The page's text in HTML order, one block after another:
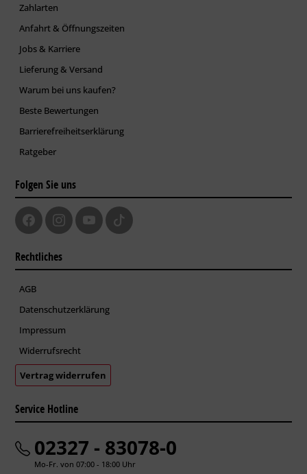
Zahlarten
Anfahrt & Öffnungszeiten
Jobs & Karriere
Lieferung & Versand
Warum bei uns kaufen?
Beste Bewertungen
Barrierefreiheitserklärung
Ratgeber
Folgen Sie uns
Rechtliches
AGB
Datenschutzerklärung
Impressum
Widerrufsrecht
Vertrag widerrufen
Service Hotline
02327 - 83078-0
Mo-Fr. von 07:00 - 18:00 Uhr